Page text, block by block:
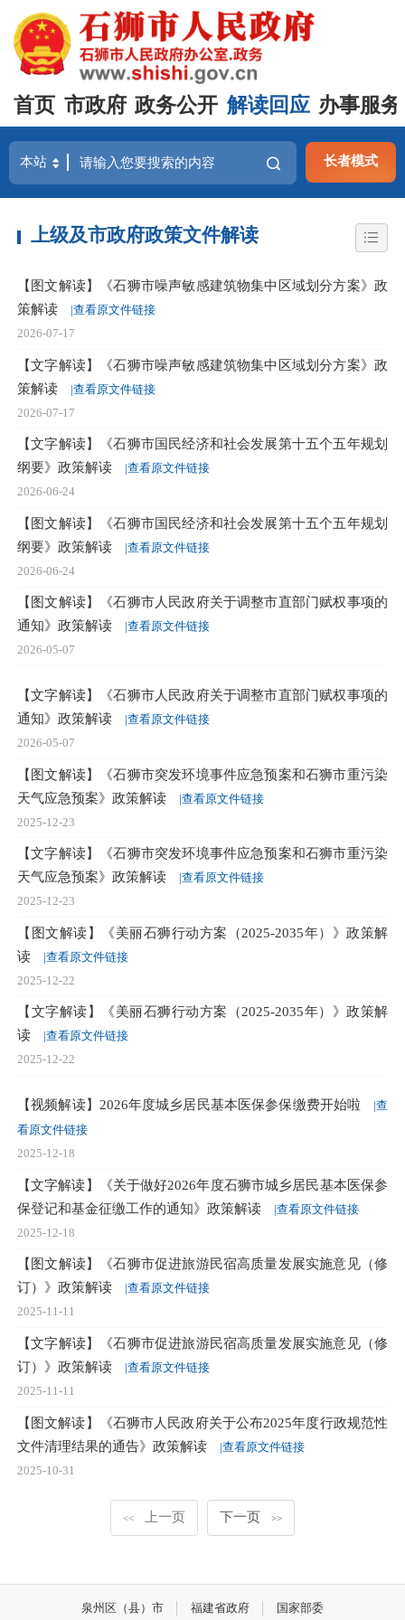
首页 市政府 政务公开 解读回应 办事服务
长者模式
上级及市政府政策文件解读
【图文解读】《石狮市噪声敏感建筑物集中区域划分方案》政
策解读
|查看原文件链接
2026-07-17
【文字解读】《石狮市噪声敏感建筑物集中区域划分方案》政
策解读
|查看原文件链接
2026-07-17
【文字解读】《石狮市国民经济和社会发展第十五个五年规划
纲要》政策解读
|查看原文件链接
2026-06-24
【图文解读】《石狮市国民经济和社会发展第十五个五年规划
纲要》政策解读
|查看原文件链接
2026-06-24
【图文解读】《石狮市人民政府关于调整市直部门赋权事项的
通知》政策解读
|查看原文件链接
2026-05-07
【文字解读】《石狮市人民政府关于调整市直部门赋权事项的
通知》政策解读
|查看原文件链接
2026-05-07
【图文解读】《石狮市突发环境事件应急预案和石狮市重污染
天气应急预案》政策解读
|查看原文件链接
2025-12-23
【文字解读】《石狮市突发环境事件应急预案和石狮市重污染
天气应急预案》政策解读
|查看原文件链接
2025-12-23
【图文解读】《美丽石狮行动方案（2025-2035年）》政策解
读
|查看原文件链接
2025-12-22
【文字解读】《美丽石狮行动方案（2025-2035年）》政策解
读
|查看原文件链接
2025-12-22
【视频解读】2026年度城乡居民基本医保参保缴费开始啦
|查
看原文件链接
2025-12-18
【文字解读】《关于做好2026年度石狮市城乡居民基本医保参
保登记和基金征缴工作的通知》政策解读
|查看原文件链接
2025-12-18
【图文解读】《石狮市促进旅游民宿高质量发展实施意见（修
订）》政策解读
|查看原文件链接
2025-11-11
【文字解读】《石狮市促进旅游民宿高质量发展实施意见（修
订）》政策解读
|查看原文件链接
2025-11-11
【图文解读】《石狮市人民政府关于公布2025年度行政规范性
文件清理结果的通告》政策解读
|查看原文件链接
2025-10-31
<< 上一页 下一页 >>
泉州区（县）市 福建省政府 国家部委